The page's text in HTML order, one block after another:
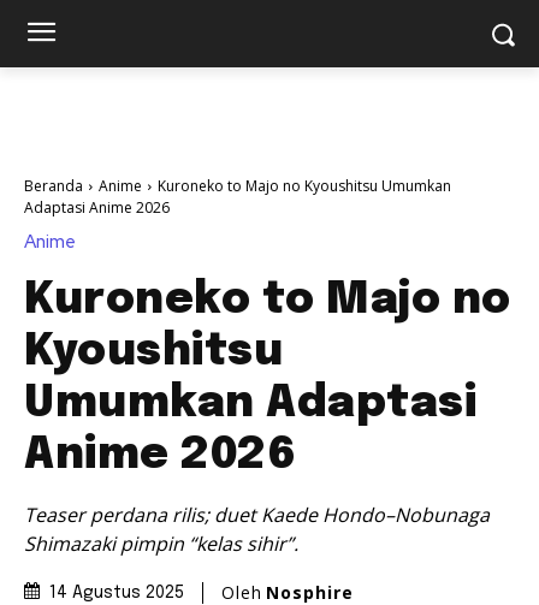
Beranda Anime
Kuroneko to Majo no Kyoushitsu Umumkan
Adaptasi Anime 2026
Anime
Kuroneko to Majo no
Kyoushitsu
Umumkan Adaptasi
Anime 2026
Teaser perdana rilis; duet Kaede Hondo–Nobunaga
Shimazaki pimpin “kelas sihir”.
14 Agustus 2025 Oleh Nosphire